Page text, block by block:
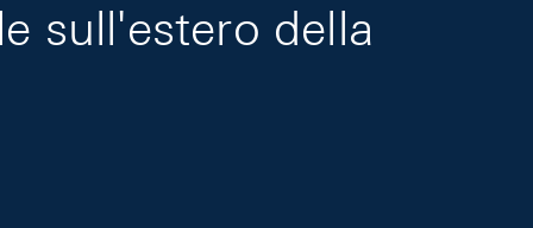
sull'estero della